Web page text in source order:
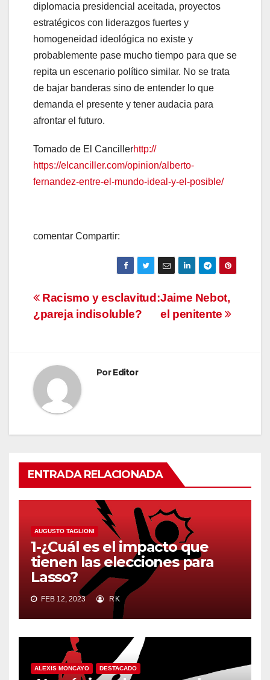
diplomacia presidencial aceitada, proyectos
estratégicos con liderazgos fuertes y
homogeneidad ideológica no existe y
probablemente pase mucho tiempo para que se
repita un escenario político similar. No se trata
de bajar banderas sino de entender lo que
demanda el presente y tener audacia para
afrontar el futuro.
Tomado de El Cancillerhttp://
https://elcanciller.com/opinion/alberto-
fernandez-entre-el-mundo-ideal-y-el-posible/
comentar Compartir:
Navegación
de
Jaime Nebot,
el penitente
Racismo y esclavitud:
¿pareja indisoluble?
PorEditor
ENTRADA RELACIONADA
AUGUSTO TAGLIONI
1-¿Cuál es el impacto que
tienen las elecciones para
Lasso?
FEB 12, 2023 RK
ALEXIS MONCAYO DESTACADO